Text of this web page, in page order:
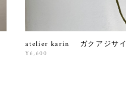
atelier karin ガクアジサイ
¥6,600